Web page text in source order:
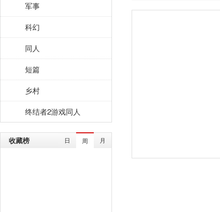
军事
科幻
同人
短篇
乡村
终结者2游戏同人
收藏榜 日 周 月